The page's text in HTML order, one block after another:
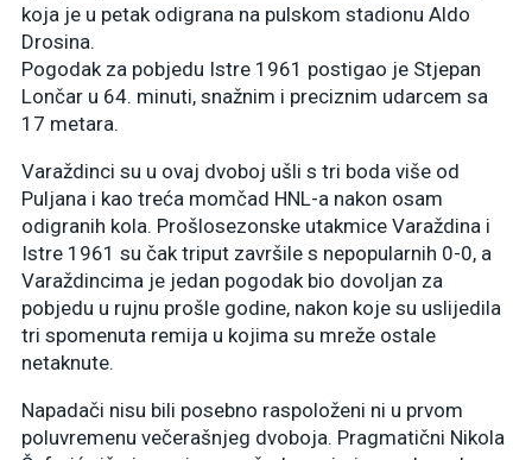
koja je u petak odigrana na pulskom stadionu Aldo
Drosina.
Pogodak za pobjedu Istre 1961 postigao je Stjepan
Lončar u 64. minuti, snažnim i preciznim udarcem sa
17 metara.
Varaždinci su u ovaj dvoboj ušli s tri boda više od
Puljana i kao treća momčad HNL-a nakon osam
odigranih kola. Prošlosezonske utakmice Varaždina i
Istre 1961 su čak triput završile s nepopularnih 0-0, a
Varaždincima je jedan pogodak bio dovoljan za
pobjedu u rujnu prošle godine, nakon koje su uslijedila
tri spomenuta remija u kojima su mreže ostale
netaknute.
Napadači nisu bili posebno raspoloženi ni u prvom
poluvremenu večerašnjeg dvoboja. Pragmatični Nikola